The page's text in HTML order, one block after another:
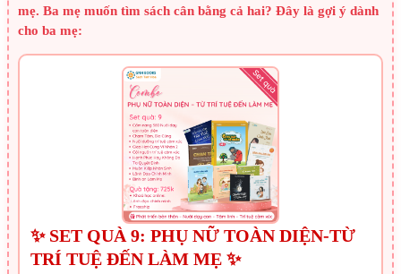
mẹ. Ba mẹ muốn tìm sách cân bằng cả hai? Đây là gợi ý dành
cho ba mẹ:
✨ SET QUÀ 9: PHỤ NỮ TOÀN DIỆN-TỪ
TRÍ TUỆ ĐẾN LÀM MẸ ✨